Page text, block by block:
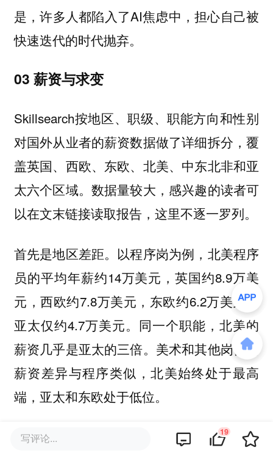
是，许多人都陷入了AI焦虑中，担心自己被
快速迭代的时代抛弃。
03 薪资与求变
Skillsearch按地区、职级、职能方向和性别
对国外从业者的薪资数据做了详细拆分，覆
盖英国、西欧、东欧、北美、中东北非和亚
太六个区域。数据量较大，感兴趣的读者可
以在文末链接读取报告，这里不逐一罗列。
首先是地区差距。以程序岗为例，北美程序
员的平均年薪约14万美元，英国约8.9万美
元，西欧约7.8万美元，东欧约6.2万美元，
亚太仅约4.7万美元。同一个职能，北美的
薪资几乎是亚太的三倍。美术和其他岗位的
薪资差异与程序类似，北美始终处于最高
端，亚太和东欧处于低位。
写评论... 19